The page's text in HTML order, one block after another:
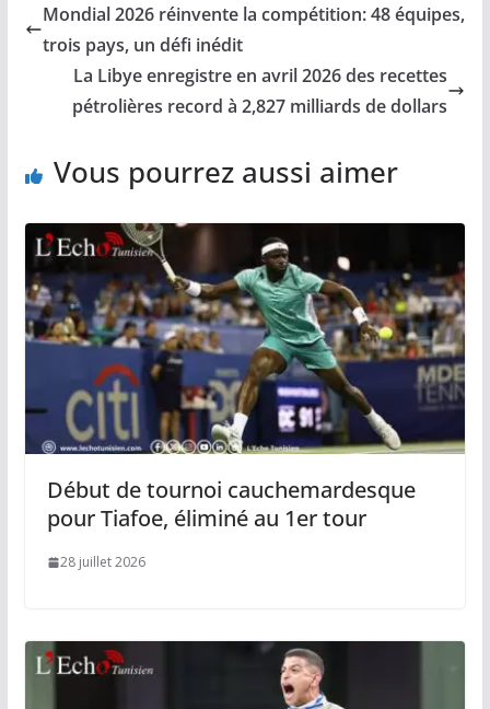
Mondial 2026 réinvente la compétition: 48 équipes,
trois pays, un défi inédit
La Libye enregistre en avril 2026 des recettes
pétrolières record à 2,827 milliards de dollars
Vous pourrez aussi aimer
Début de tournoi cauchemardesque
pour Tiafoe, éliminé au 1er tour
28 juillet 2026